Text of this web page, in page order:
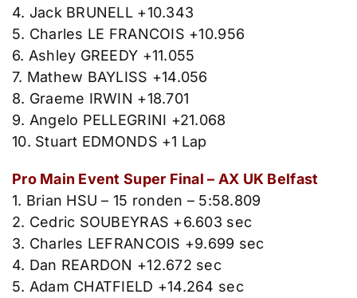
4. Jack BRUNELL +10.343
5. Charles LE FRANCOIS +10.956
6. Ashley GREEDY +11.055
7. Mathew BAYLISS +14.056
8. Graeme IRWIN +18.701
9. Angelo PELLEGRINI +21.068
10. Stuart EDMONDS +1 Lap
Pro Main Event Super Final – AX UK Belfast
1. Brian HSU – 15 ronden – 5:58.809
2. Cedric SOUBEYRAS +6.603 sec
3. Charles LEFRANCOIS +9.699 sec
4. Dan REARDON +12.672 sec
5. Adam CHATFIELD +14.264 sec